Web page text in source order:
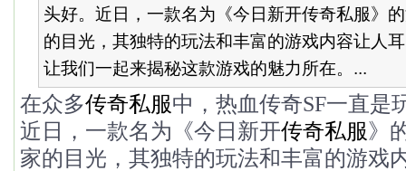
头好。近日，一款名为《今日新开传奇私服》
的目光，其独特的玩法和丰富的游戏内容让人
让我们一起来揭秘这款游戏的魅力所在。...
在众多传奇私服中，热血传奇SF一直是
近日，一款名为《今日新开传奇私服》
家的目光，其独特的玩法和丰富的游戏